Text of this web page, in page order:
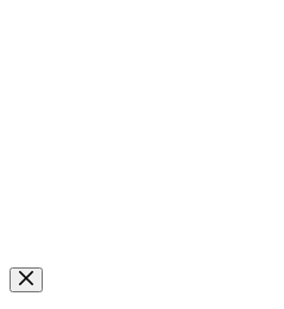
Skip
to